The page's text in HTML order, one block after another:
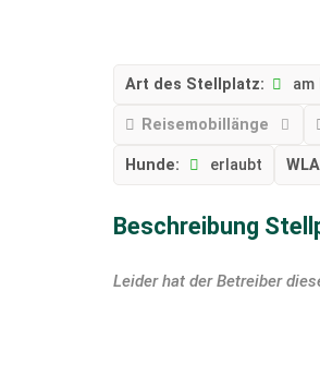
Art des Stellplatz: am
Reisemobillänge
Hunde: erlaubt
Beschreibung
Leider hat der Betreiber